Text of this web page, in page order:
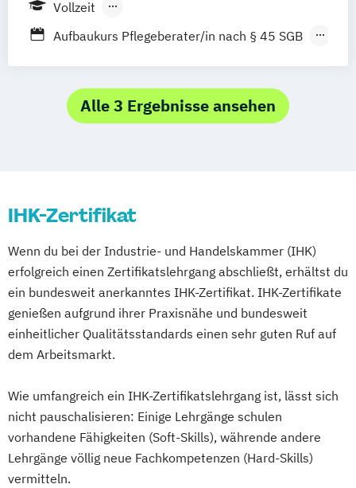
Vollzeit
Berufsbegleitender Präsenzlehrgang
Aufbaukurs Pflegeberater/in nach § 45 SGB
53b SGB XI
Geprüfte/-r Fachwirt/-in im Gesundheits-
gemäß §§ 43b
Kultursensible Pflege und interkulturelle
Kommunikation
Betreuungskräfte und Laienpflegende
Sterbe- und Trauerbegleitung
nach § 7a SGB XI
Alle 3 Ergebnisse ansehen
IHK-Zertifikat
Wenn du bei der Industrie- und Handelskammer (IHK)
erfolgreich einen Zertifikatslehrgang abschließt, erhältst du
ein bundesweit anerkanntes IHK-Zertifikat. IHK-Zertifikate
genießen aufgrund ihrer Praxisnähe und bundesweit
einheitlicher Qualitätsstandards einen sehr guten Ruf auf
dem Arbeitsmarkt.
Wie umfangreich ein IHK-Zertifikatslehrgang ist, lässt sich
nicht pauschalisieren: Einige Lehrgänge schulen
vorhandene Fähigkeiten (Soft-Skills), währende andere
Lehrgänge völlig neue Fachkompetenzen (Hard-Skills)
vermitteln.